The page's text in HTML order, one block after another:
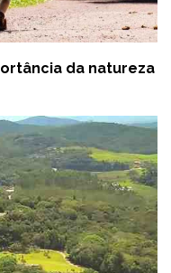
da natureza